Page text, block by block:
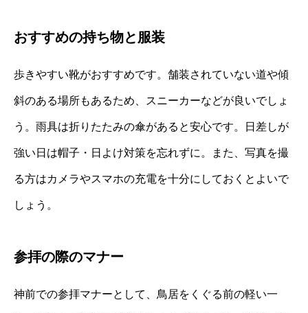
おすすめの持ち物と服装
歩きやすい靴がおすすめです。舗装されていない道や傾
斜のある場所もあるため、スニーカーなどが良いでしょ
う。雨具は折りたたみの傘があると安心です。日差しが
強い日は帽子・日よけ対策を忘れずに。また、写真を撮
る方はカメラやスマホの充電を十分にしておくとよいで
しょう。
参拝の際のマナー
神前での参拝マナーとして、鳥居をくぐる前の軽い一